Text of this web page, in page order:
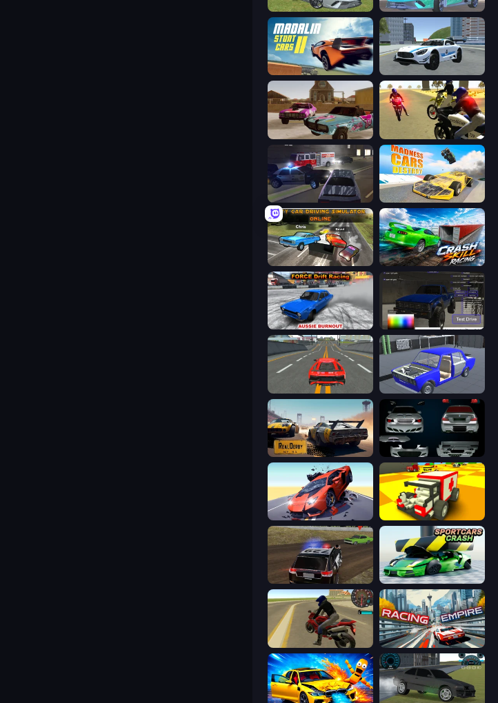
Sports Cars Driver Real City Driver
Madalin Stunt Cars 2 Crazy Stunt Cars 2
Village Car Stunts 3D Moto Simulator 2
City Car Driving Simulator 3 Madness Cars Destroy
City Car Driving Simulator: Online Crash Skill Racing
Force Drift Racing: Aussie Burnout Car Inspector: Truck
Modern Car Racing 2 Taz Mechanic Simulator
RealDerby - Crash Day Decorate My BMW M5
Hyper Cars Ramp Crash
POLICE Chase Simulator Sportcars Crash
Moto Rider 3D Racing Empire